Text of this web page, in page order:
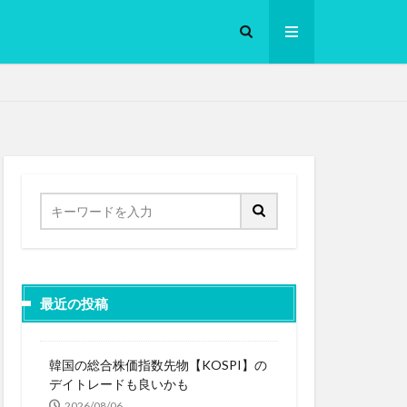
最近の投稿
韓国の総合株価指数先物【KOSPI】の
デイトレードも良いかも